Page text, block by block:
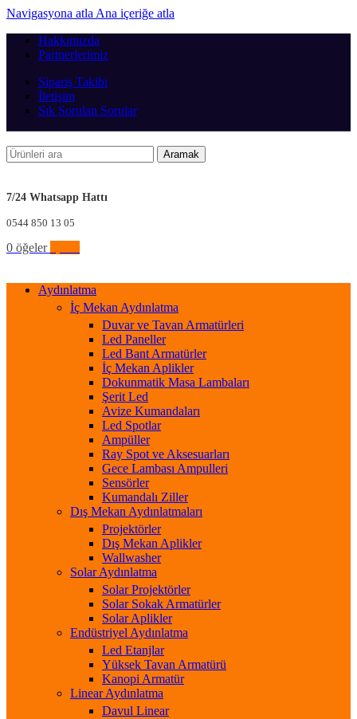
Navigasyona atla Ana içeriğe atla
Hakkımızda
Partnerlerimiz
Sipariş Takibi
İletişim
Sık Sorulan Sorular
Aramak
7/24 Whatsapp Hattı
0544 850 13 05
0 öğeler
Aydınlatma
İç Mekan Aydınlatma
Duvar ve Tavan Armatürleri
Led Paneller
Led Bant Armatürler
İç Mekan Aplikler
Dokunmatik Masa Lambaları
Şerit Led
Avize Kumandaları
Led Spotlar
Ampüller
Ray Spot ve Aksesuarları
Gece Lambası Ampulleri
Sensörler
Kumandalı Ziller
Dış Mekan Aydınlatmaları
Projektörler
Dış Mekan Aplikler
Wallwasher
Solar Aydınlatma
Solar Projektörler
Solar Sokak Armatürler
Solar Aplikler
Endüstriyel Aydınlatma
Led Etanjlar
Yüksek Tavan Armatürü
Kanopi Armatür
Linear Aydınlatma
Davul Linear